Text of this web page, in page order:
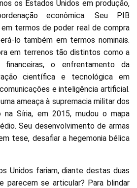
os Estados Unidos em produção,
econômica. Seu PIB
termos de poder real de compra
lo também em termos nominais.
em terrenos tão distintos como a
financeiras, o enfrentamento da
científica e tecnológica em
e inteligência artificial.
ameaça à supremacia militar dos
na Síria, em 2015, mudou o mapa
Seu desenvolvimento de armas
tese, desafiar a hegemonia bélica
Unidos fariam, diante destas duas
parecem se articular? Para blindar